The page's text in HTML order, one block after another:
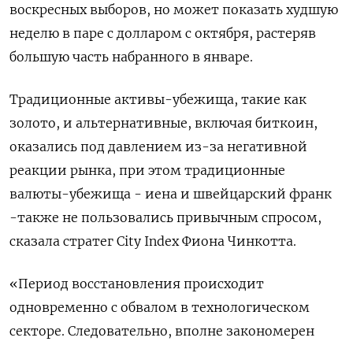
воскресных выборов, но может показать худшую
неделю в паре с долларом с октября, растеряв
большую часть набранного в январе.
Традиционные активы-убежища, такие как
золото, и альтернативные, включая биткоин,
оказались под давлением из-за негативной
реакции рынка, ⁠при этом традиционные
валюты-убежища - иена и ​швейцарский франк
-также не пользовались привычным спросом,
сказала стратег ⁠City Index Фиона Чинкотта.
«Период восстановления происходит
одновременно с обвалом в технологическом
секторе. Следовательно, вполне закономерен